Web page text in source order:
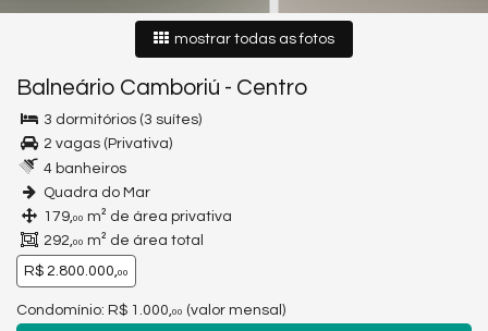
mostrar todas as fotos
Balneário Camboriú - Centro
3 dormitórios (3 suítes)
2 vagas (Privativa)
4 banheiros
Quadra do Mar
179,00 m² de área privativa
292,00 m² de área total
R$ 2.800.000,00
Condomínio: R$ 1.000, 00 (valor mensal)